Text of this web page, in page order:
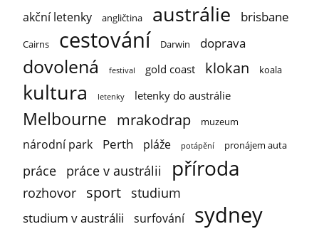
akční letenky angličtina austrálie brisbane
Cairns cestování Darwin doprava
dovolená festival gold coast klokan koala
kultura letenky letenky do austrálie
Melbourne mrakodrap muzeum
národní park Perth pláže potápění pronájem auta
práce práce v austrálii příroda
rozhovor sport studium
studium v austrálii surfování sydney